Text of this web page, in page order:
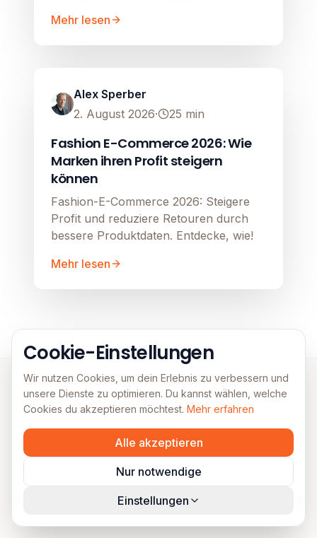
Mehr lesen
Alex Sperber
2. August 2026· 25 min
Fashion E-Commerce 2026: Wie
Marken ihren Profit steigern
können
Fashion-E-Commerce 2026: Steigere
Profit und reduziere Retouren durch
bessere Produktdaten. Entdecke, wie!
Mehr lesen
FAQs
Häufig gestellte Fragen
Alles, was du über Lead Generation wissen musst
Cookie-Einstellungen
Wir nutzen Cookies, um dein Erlebnis zu verbessern und
unsere Dienste zu optimieren. Du kannst wählen, welche
Cookies du akzeptieren möchtest. Mehr erfahren
Alle akzeptieren
Nur notwendige
Einstellungen